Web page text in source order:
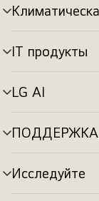
Переключатель
меню
IT продукты
Переключатель
меню
LG AI
Переключатель
меню
ПОДДЕРЖКА
Переключатель
меню
Исследуйте
Переключатель
меню